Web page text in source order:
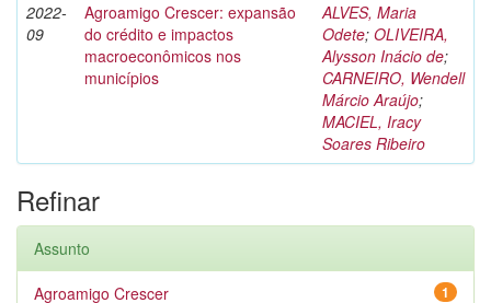
2022-
09
Agroamigo Crescer: expansão
do crédito e impactos
macroeconômicos nos
municípios
ALVES, Maria
Odete; OLIVEIRA,
Alysson Inácio de;
CARNEIRO, Wendell
Márcio Araújo;
MACIEL, Iracy
Soares Ribeiro
Refinar
Assunto
1
Agroamigo Crescer